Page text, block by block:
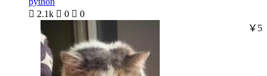
 2.1k  0  0
￥5